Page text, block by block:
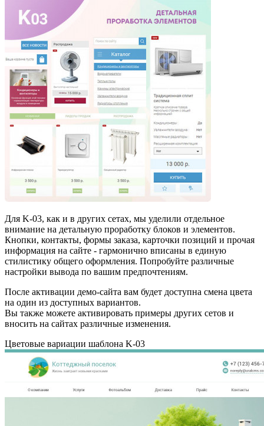
Для K-03, как и в других сетах, мы уделили отдельное
внимание на детальную проработку блоков и элементов.
Кнопки, контакты, формы заказа, карточки позиций и прочая
информация на сайте - гармонично вписаны в единую
стилистику общего оформления. Попробуйте различные
настройки вывода по вашим предпочтениям.
После активации демо-сайта вам будет доступна смена цвета
на один из доступных вариантов.
Вы также можете активировать примеры других сетов и
вносить на сайтах различные изменения.
Цветовые вариации шаблона K-03